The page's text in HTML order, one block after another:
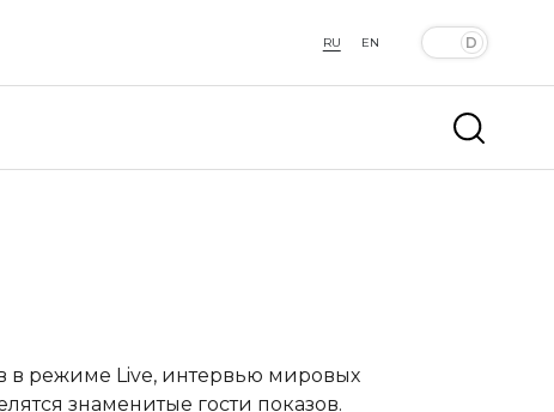
RU EN
в режиме Live, интервью мировых
знаменитые гости показов.